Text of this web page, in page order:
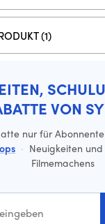
(1)
VON
nur für
· Neuigkeiten
Filmemachens